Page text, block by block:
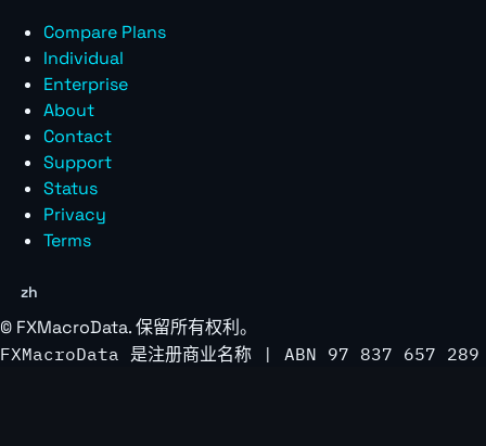
Compare Plans
Individual
Enterprise
About
Contact
Support
Status
Privacy
Terms
zh
© FXMacroData. 保留所有权利。
FXMacroData 是注册商业名称 | ABN 97 837 657 289